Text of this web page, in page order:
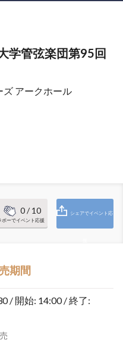
学管弦楽団第95回
ズ アークホール
0/ 10
ボーでイベント応援
シェアでイベント応
期間
/ 開始: 14:00 / 終了: